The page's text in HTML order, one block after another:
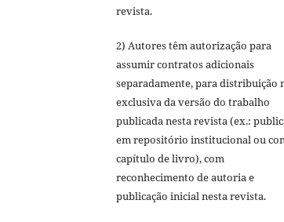
revista.
2) Autores têm autorização para
assumir contratos adicionais
separadamente, para distribuição
exclusiva da versão do trabalho
publicada nesta revista (ex.:
em repositório institucional ou
capítulo de livro), com
reconhecimento de autoria e
publicação inicial nesta revista.